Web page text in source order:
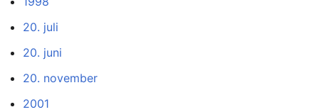
20. juli
20. juni
20. november
2001